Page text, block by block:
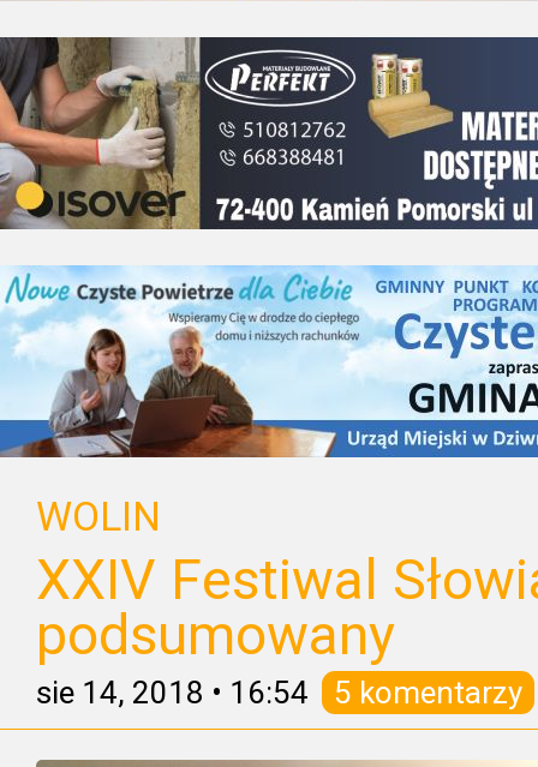
WOLIN
XXIV Festiwal
podsumowany
sie 14, 2018 • 16:54 5 komentarzy